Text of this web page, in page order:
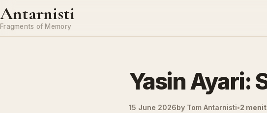
Skip to content
Antarnisti
Fragments of Memory
Yasin Ayari:
15 June 2026by Tom Antarnisti 2